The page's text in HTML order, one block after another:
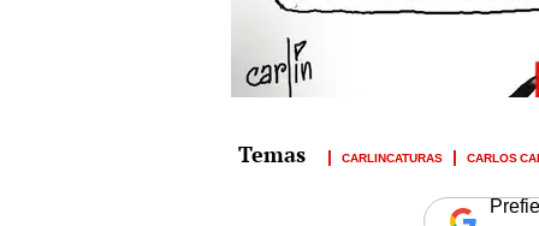
CARLINCATURAS CARLOS